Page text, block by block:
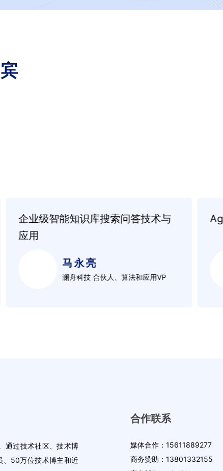
企业级智能知识库搜索问答技术与
应用
马永亮
澜舟科技 合伙人、算法和应用VP
通过技术社区、技术博
、50万位技术博主和近
合作联系
媒体合作：15611889277
商务赞助：13801332155